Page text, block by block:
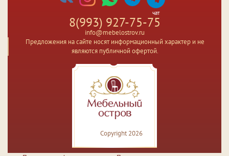
чат
8(993) 927-75-75
info@mebelostrov.ru
Предложения на сайте носят информационный характер и не
являются публичной офертой.
Copyright 2026